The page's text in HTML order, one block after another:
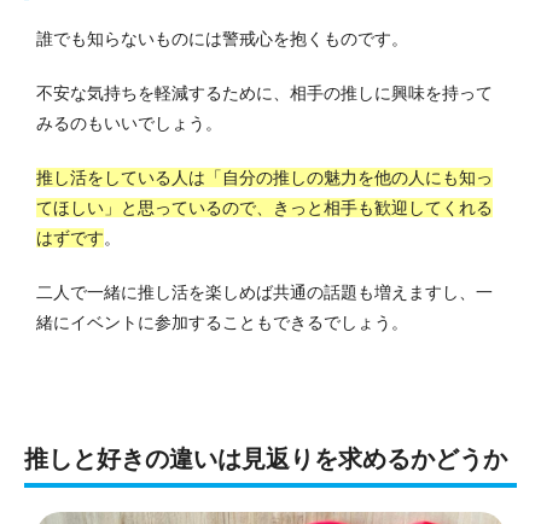
誰でも知らないものには警戒心を抱くものです。
不安な気持ちを軽減するために、相手の推しに興味を持って
みるのもいいでしょう。
推し活をしている人は「自分の推しの魅力を他の人にも知っ
てほしい」と思っているので、きっと相手も歓迎してくれる
はずです。
二人で一緒に推し活を楽しめば共通の話題も増えますし、一
緒にイベントに参加することもできるでしょう。
推しと好きの違いは見返りを求めるかどうか